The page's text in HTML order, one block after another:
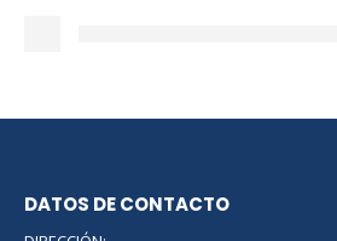
DATOS DE CONTACTO